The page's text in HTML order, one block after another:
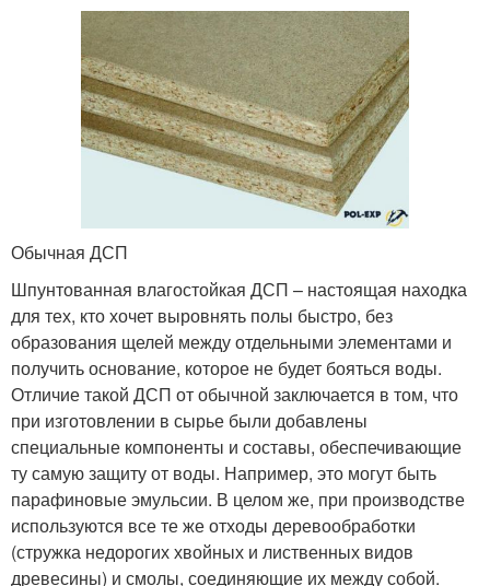
Обычная ДСП
Шпунтованная влагостойкая ДСП – настоящая находка
для тех, кто хочет выровнять полы быстро, без
образования щелей между отдельными элементами и
получить основание, которое не будет бояться воды.
Отличие такой ДСП от обычной заключается в том, что
при изготовлении в сырье были добавлены
специальные компоненты и составы, обеспечивающие
ту самую защиту от воды. Например, это могут быть
парафиновые эмульсии. В целом же, при производстве
используются все те же отходы деревообработки
(стружка недорогих хвойных и лиственных видов
древесины) и смолы, соединяющие их между собой.